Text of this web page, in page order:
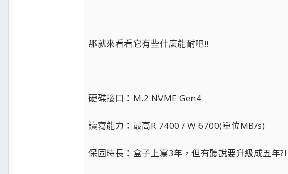
那就來看看它有些什麼能耐吧!!
硬碟接口：M.2 NVME Gen4
讀寫能力：最高R 7400 / W 6700(單位MB/s)
保固時長：盒子上寫3年，但有聽說要升級成五年?!